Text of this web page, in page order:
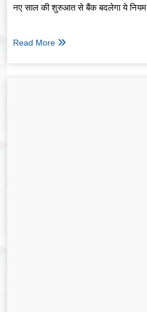
नए साल की शुरुआत से बैंक बदलेगा ये नियम
Read More